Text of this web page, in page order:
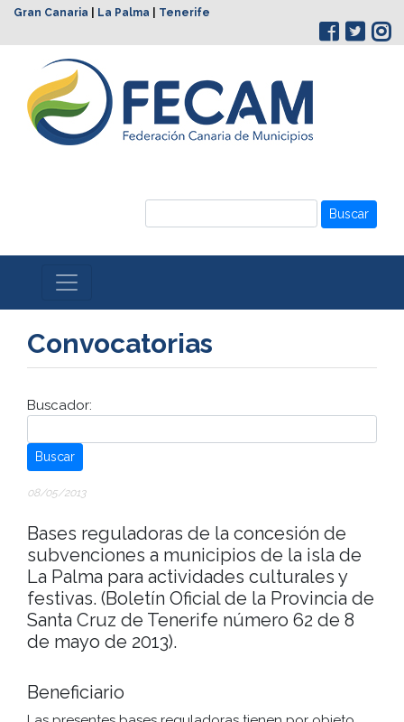
Gran Canaria La Palma Tenerife
Buscar
Convocatorias
Buscador:
Buscar
08/05/2013
Bases reguladoras de la concesión de
subvenciones a municipios de la isla de
La Palma para actividades culturales y
festivas. (Boletín Oficial de la Provincia de
Santa Cruz de Tenerife número 62 de 8
de mayo de 2013).
Beneficiario